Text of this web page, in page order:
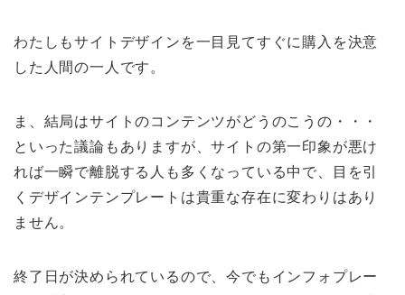
わたしもサイトデザインを一目見てすぐに購入を決意
した人間の一人です。
ま、結局はサイトのコンテンツがどうのこうの・・・
といった議論もありますが、サイトの第一印象が悪け
れば一瞬で離脱する人も多くなっている中で、目を引
くデザインテンプレートは貴重な存在に変わりはあり
ません。
終了日が決められているので、今でもインフォプレー